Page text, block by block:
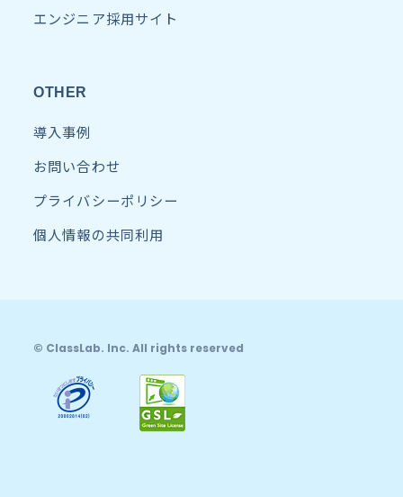
エンジニア採用サイト
OTHER
導入事例
お問い合わせ
プライバシーポリシー
個人情報の共同利用
© ClassLab. Inc. All rights reserved